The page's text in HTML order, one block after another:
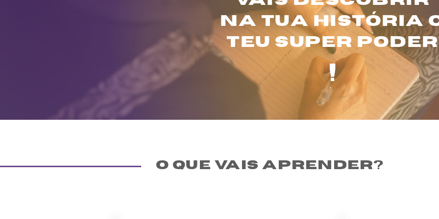
na tua história
teu super poder
!
O que vais aprender?